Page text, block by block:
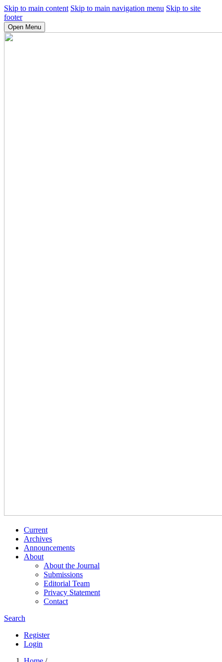
Skip to main content Skip to main navigation menu Skip to site
footer
Open Menu
Current
Archives
Announcements
About
About the Journal
Submissions
Editorial Team
Privacy Statement
Contact
Search
Register
Login